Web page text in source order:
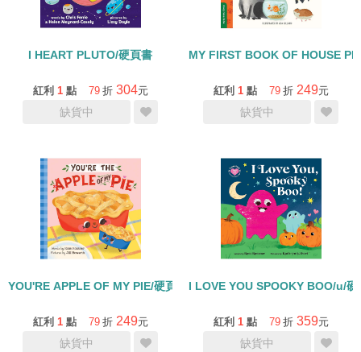
I HEART PLUTO/硬頁書
紅利 1 點 79 折 304元
缺貨中
MY FIRST BOOK OF HOUSE
紅利 1 點 79 折 249元
缺貨中
YOU'RE APPLE OF MY PIE/硬頁書
紅利 1 點 79 折 249元
缺貨中
I LOVE YOU SPOOKY BOO/u/硬
紅利 1 點 79 折 359元
缺貨中